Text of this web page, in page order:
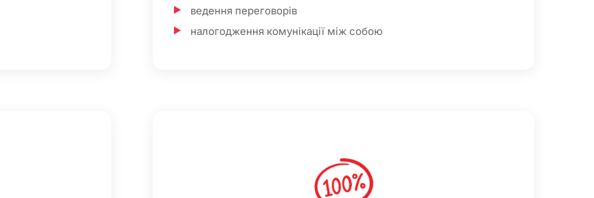
ведення переговорів
налогодження комунікації між собою